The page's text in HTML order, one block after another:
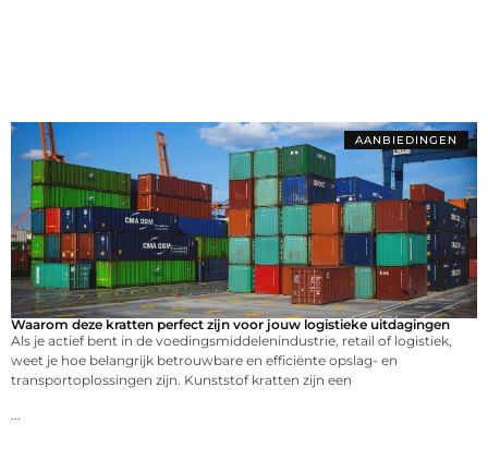
AANBIEDINGEN
Waarom deze kratten perfect zijn voor jouw logistieke uitdagingen
Als je actief bent in de voedingsmiddelenindustrie, retail of logistiek,
weet je hoe belangrijk betrouwbare en efficiënte opslag- en
transportoplossingen zijn. Kunststof kratten zijn een
...